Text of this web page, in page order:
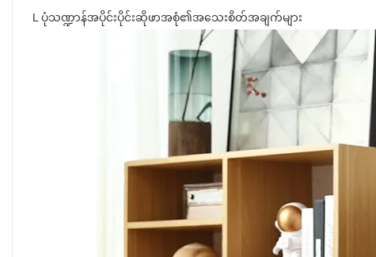
L ပုံသဏ္ဍာန်အပိုင်းပိုင်းဆိုဖာအစုံ၏အသေးစိတ်အချက်များ